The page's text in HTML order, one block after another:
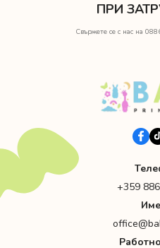
ПРИ
Свържете се с нас на
+359